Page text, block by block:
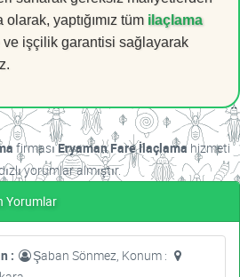
olarak, yaptığımız tüm ilaçlama
işçilik garantisi sağlayarak
firmasıEryaman Fare İlaçlama hizmeti
yorumlar almıştır.
Yorumlar
:
Şaban Sönmez, Konum :